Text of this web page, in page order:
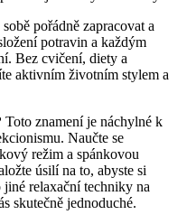
pořádně zapracovat a
potravin a každým
Bez cvičení, diety a
aktivním životním stylem a
Toto znamení je náchylné k
Naučte se
režim a spánkovou
úsilí na to, abyste si
relaxační techniky na
skutečně jednoduché.